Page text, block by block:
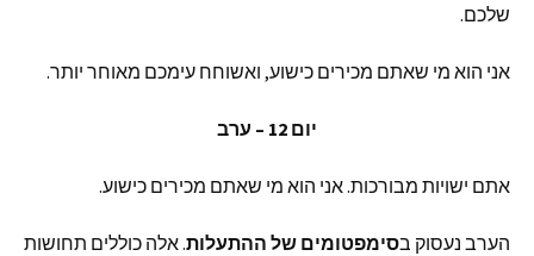
שלכם.
אני הוא מי שאתם מכירים כישוע, ואשוחח עימכם מאוחר יותר.
יום ערב
אתם ישויות מבורכות.אני הוא מי שאתם מכירים כישוע.
הערב נעסוק בסימפטומים של ההתעלות.אלה כוללים תחושות